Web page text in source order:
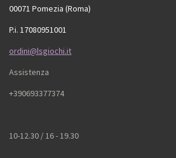
00071 Pomezia (Roma)
P.i. 17080951001
ordini@lsgiochi.it
Assistenza
+390693377374
10-12.30 / 16 - 19.30